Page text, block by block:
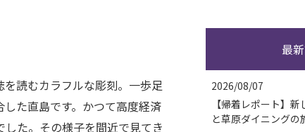
読むカラフルな彫刻。一歩足
た直島です。かつて高度経済
た。その様子を間近で見てき
最
2026/08/07
【帰着レポート】
と草原ダイニングの